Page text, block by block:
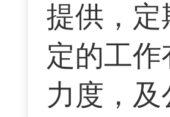
提供，
定的工
力度，